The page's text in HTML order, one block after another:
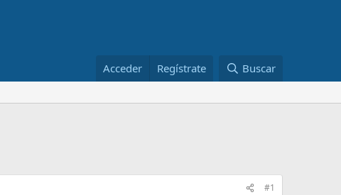
Acceder Regístrate Buscar
#1